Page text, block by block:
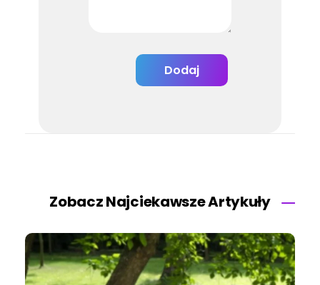
Zobacz Najciekawsze Artykuły